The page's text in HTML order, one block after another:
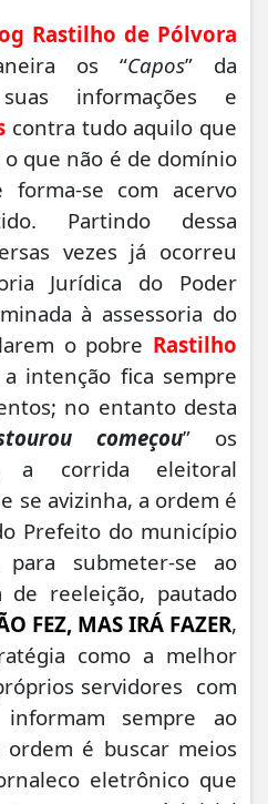
Rastilho de Pólvora
os “Capos” da
informações e
contra tudo aquilo que
o que não é de domínio
forma-se com acervo
Partindo dessa
vezes já ocorreu
Jurídica do Poder
à assessoria do
o pobre Rastilho
intenção fica sempre
no entanto desta
começou” os
a corrida eleitoral
se avizinha, a ordem é
Prefeito do município
submeter-se ao
de reeleição, pautado
FEZ, MAS IRÁ FAZER,
como a melhor
servidores com
informam sempre ao
ordem é buscar meios
eletrônico que